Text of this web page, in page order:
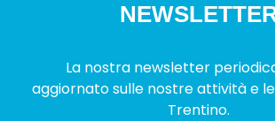
La nostra newsletter
aggiornato sulle nostre attività e
Trentino.